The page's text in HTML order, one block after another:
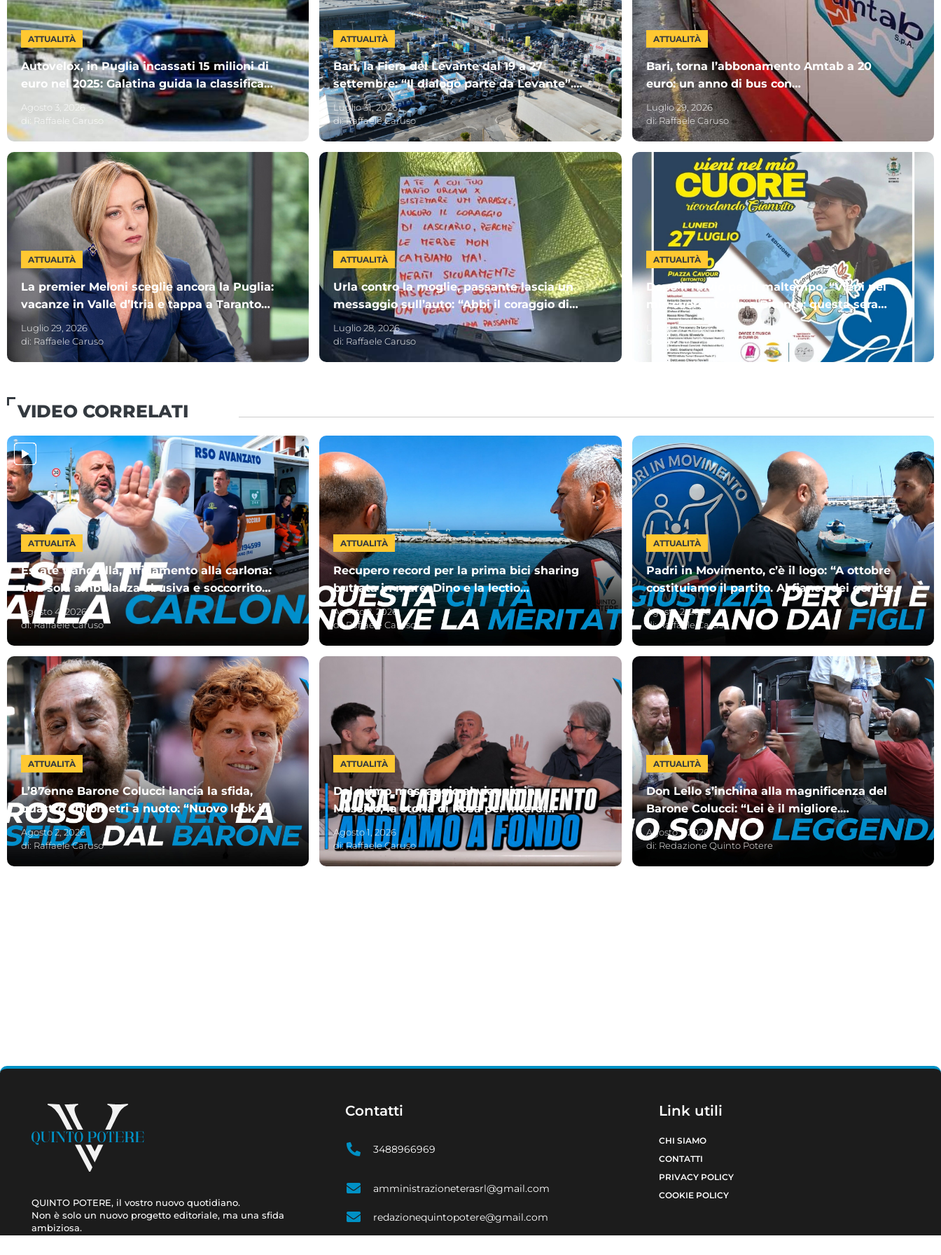
ATTUALITÀ
Autovelox, in Puglia incassati 15 milioni di
euro nel 2025: Galatina guida la classifica.
Ecco gli altri Comuni più “cari”
Agosto 3, 2026
di: Raffaele Caruso
ATTUALITÀ
Bari, la Fiera del Levante dal 19 a 27
settembre: “Il dialogo parte da Levante”.
Invitata la Premier Meloni
Luglio 31, 2026
di:Raffaele Caruso
ATTUALITÀ
Bari, torna l’abbonamento Amtab a 20
euro: un anno di bus con
“MUVTinBUS365”. Chi può sottoscriverlo
Luglio 29, 2026
di:Raffaele Caruso
ATTUALITÀ
La premier Meloni sceglie ancora la Puglia:
vacanze in Valle d’Itria e tappa a Taranto
per i Giochi del Mediterraneo
Luglio 29, 2026
di: Raffaele Caruso
ATTUALITÀ
Urla contro la moglie, passante lascia un
messaggio sull’auto: “Abbi il coraggio di
lasciarlo”
Luglio 28, 2026
di: Raffaele Caruso
ATTUALITÀ
Dopo il rinvio per il maltempo, “Vieni nel
mio cuore” torna a Bitonto: questa sera
l’evento dedicato a Gianvito
Luglio 27, 2026
Claudia Santoro
VIDEO CORRELATI
ATTUALITÀ
Estate tranquilla, affidamento alla carlona:
una sola ambulanza abusiva e soccorritori
“fai da te”
Agosto 4, 2026
di:Raffaele Caruso
ATTUALITÀ
Recupero record per la prima bici sharing
buttata in mare: Dino e la lectio
magistralis col botto
Agosto 2, 2026
di:Raffaele Caruso
ATTUALITÀ
Padri in Movimento, c’è il logo: “A ottobre
costituiamo il partito. Al fianco dei genitori
separati”
Agosto 2, 2026
di:Raffaele Caruso
ATTUALITÀ
L’87enne Barone Colucci lancia la sfida,
quattro chilometri a nuoto: “Nuovo look in
onore di Sinner”
Agosto 2, 2026
di: Raffaele Caruso
ATTUALITÀ
Dal primo messaggio al viaggio in
Messico, la storia di Rosa per intero:
retroscena e curiosità
Agosto 1, 2026
di:Raffaele Caruso
ATTUALITÀ
Don Lello s’inchina alla magnificenza del
Barone Colucci: “Lei è il migliore.
Entrambe siamo uguali”
Agosto 1, 2026
di: Redazione Quinto Potere
QUINTO POTERE, il vostro nuovo quotidiano.
Non è solo un nuovo progetto editoriale, ma una sfida
ambiziosa.
Contatti
3488966969
amministrazioneterasrl@gmail.com
redazionequintopotere@gmail.com
Link utili
CHI SIAMO
CONTATTI
PRIVACY POLICY
COOKIE POLICY